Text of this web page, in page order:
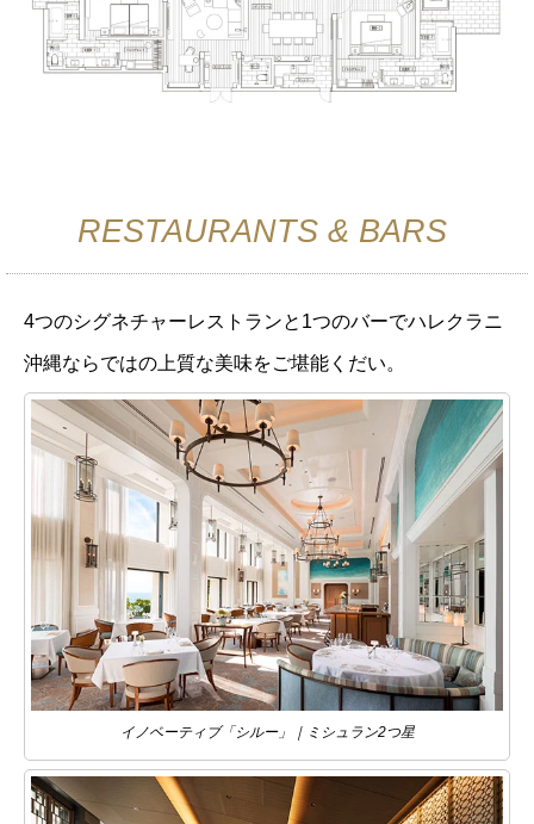
RESTAURANTS & BARS
4つのシグネチャーレストランと1つのバーでハレクラニ
沖縄ならではの上質な美味をご堪能くだい。
イノベーティブ「シルー」｜ミシュラン2つ星